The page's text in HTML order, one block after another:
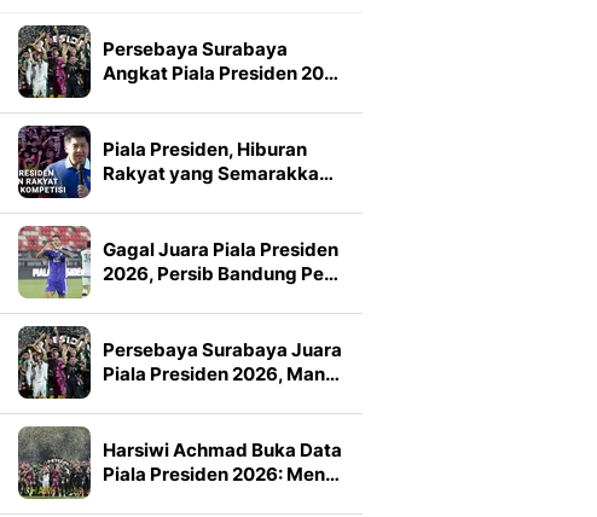
Persebaya Surabaya
Angkat Piala Presiden 20…
Piala Presiden, Hiburan
Rakyat yang Semarakka…
Gagal Juara Piala Presiden
2026, Persib Bandung Pe…
Persebaya Surabaya Juara
Piala Presiden 2026, Man…
Harsiwi Achmad Buka Data
Piala Presiden 2026: Men…